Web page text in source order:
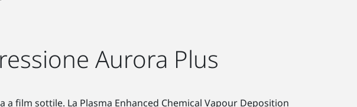
Aurora Plus
film sottile. La Plasma Enhanced Chemical Vapour Deposition